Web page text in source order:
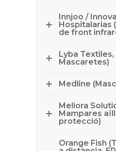
Innjoo /
Hospitalarias
de front
Lyba Textiles,
Mascaretes)
Medline
Meliora
Mampares
protecció)
Orange Fish